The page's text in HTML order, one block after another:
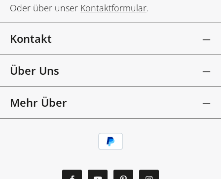
Oder über unser Kontaktformular.
Kontakt
Über Uns
Mehr Über